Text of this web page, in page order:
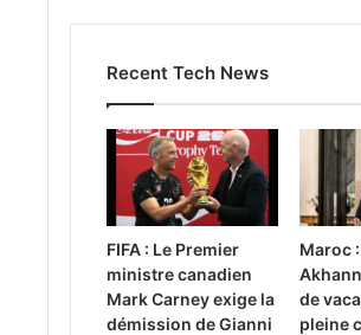
Recent Tech News
FIFA : Le Premier
ministre canadien
Mark Carney exige la
démission de Gianni
Maroc
de
pleine